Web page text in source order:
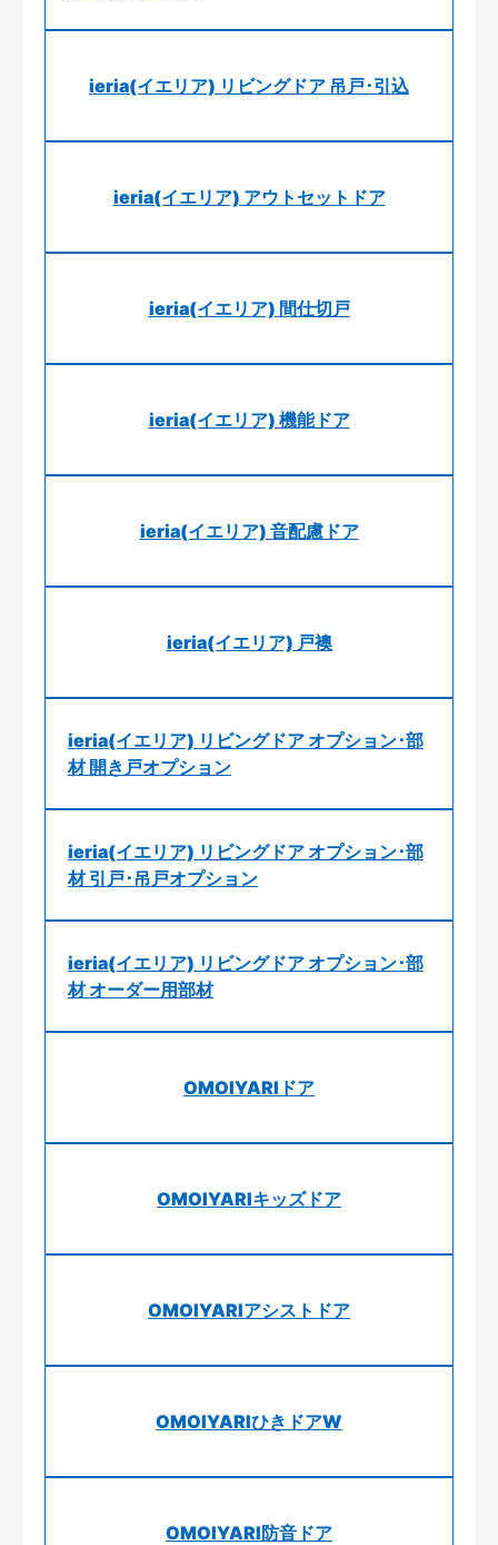
ieria(イエリア) リビングドア 吊戸･引込
ieria(イエリア) アウトセットドア
ieria(イエリア) 間仕切戸
ieria(イエリア) 機能ドア
ieria(イエリア) 音配慮ドア
ieria(イエリア) 戸襖
ieria(イエリア) リビングドア オプション･部
材 開き戸オプション
ieria(イエリア) リビングドア オプション･部
材 引戸･吊戸オプション
ieria(イエリア) リビングドア オプション･部
材 オーダー用部材
OMOIYARIドア
OMOIYARIキッズドア
OMOIYARIアシストドア
OMOIYARIひきドアW
OMOIYARI防音ドア